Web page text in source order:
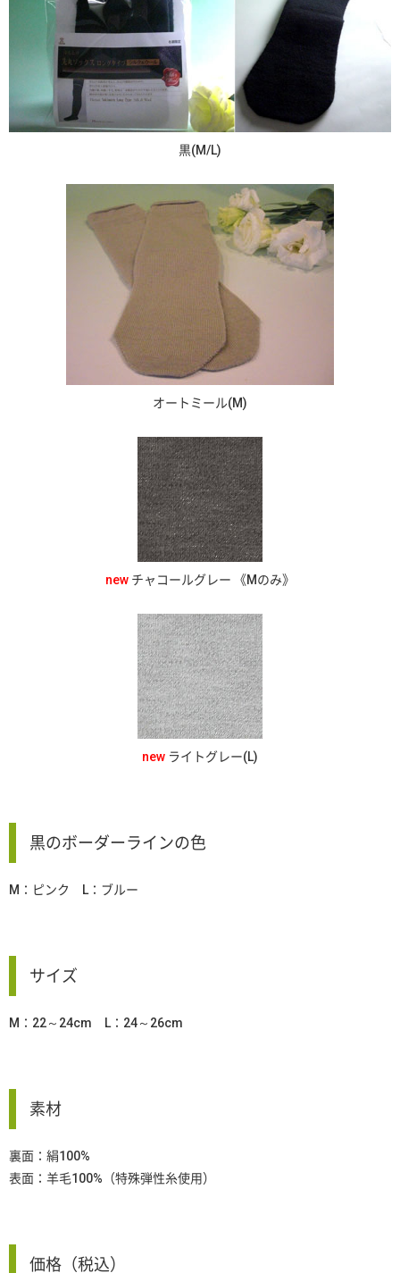
黒(M/L)
オートミール(M)
new チャコールグレー 《Mのみ》
new ライトグレー(L)
黒のボーダーラインの色
M：ピンク L：ブルー
サイズ
M：22～24cm L：24～26cm
素材
裏面：絹100%
表面：羊毛100%（特殊弾性糸使用）
価格（税込）